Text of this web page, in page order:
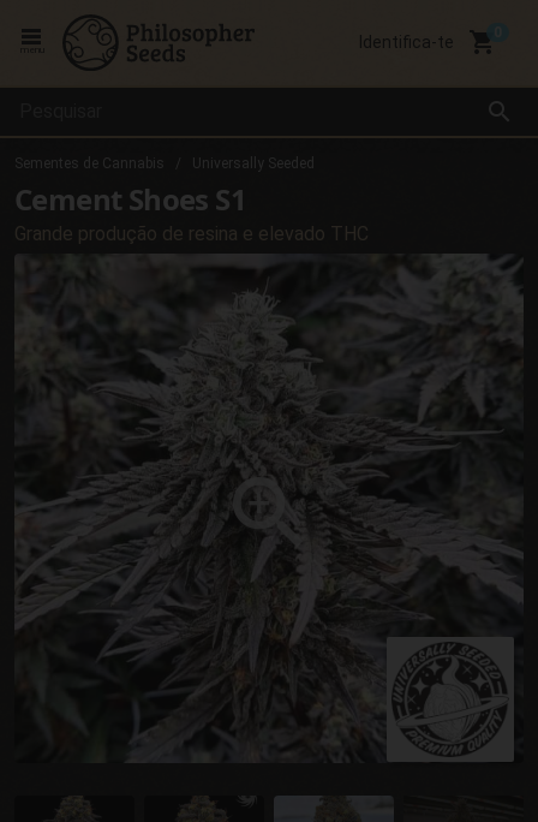
search
Identifica-te local_grocery_store
Sementes de Cannabis Universally Seeded
Cement Shoes S1
Grande produção de resina e elevado THC